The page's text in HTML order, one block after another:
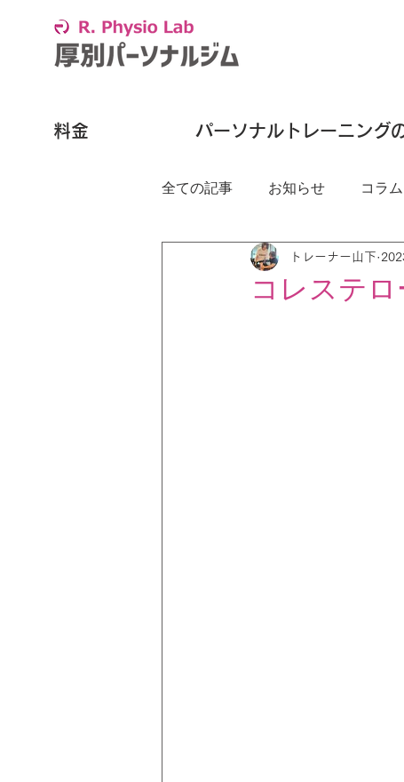
料金 パーソナルトレーニング
全ての記事 お知らせ コラ
コレステ
トレーナー山下